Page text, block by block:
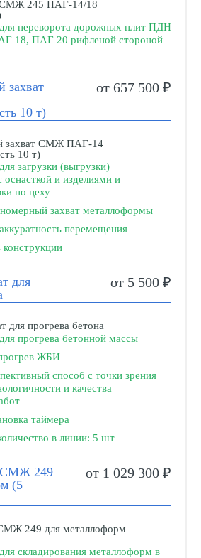
переворота дорожных плит ПДН
18, ПАГ 20 рифленой стороной
захват
10 т)
от 657 500 ₽
загрузки (выгрузки)
и изделиями и
по цеху
захват металлоформы
перемещения
конструкции
для
от 5 500 ₽
прогрева бетонной массы
ЖБИ
способ с точки зрения
и качества
таймера
в линии: 5 шт
СМЖ 249
(5
от 1 029 300 ₽
складирования металлоформ в